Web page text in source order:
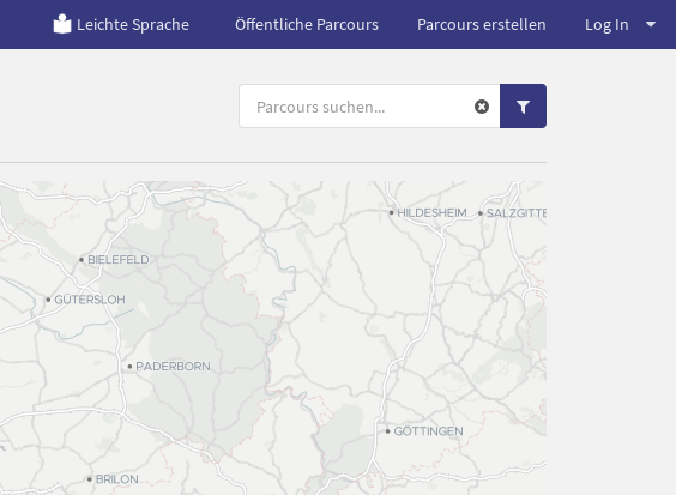
Leichte Sprache Öffentliche Parcours Parcours erstellen Log In